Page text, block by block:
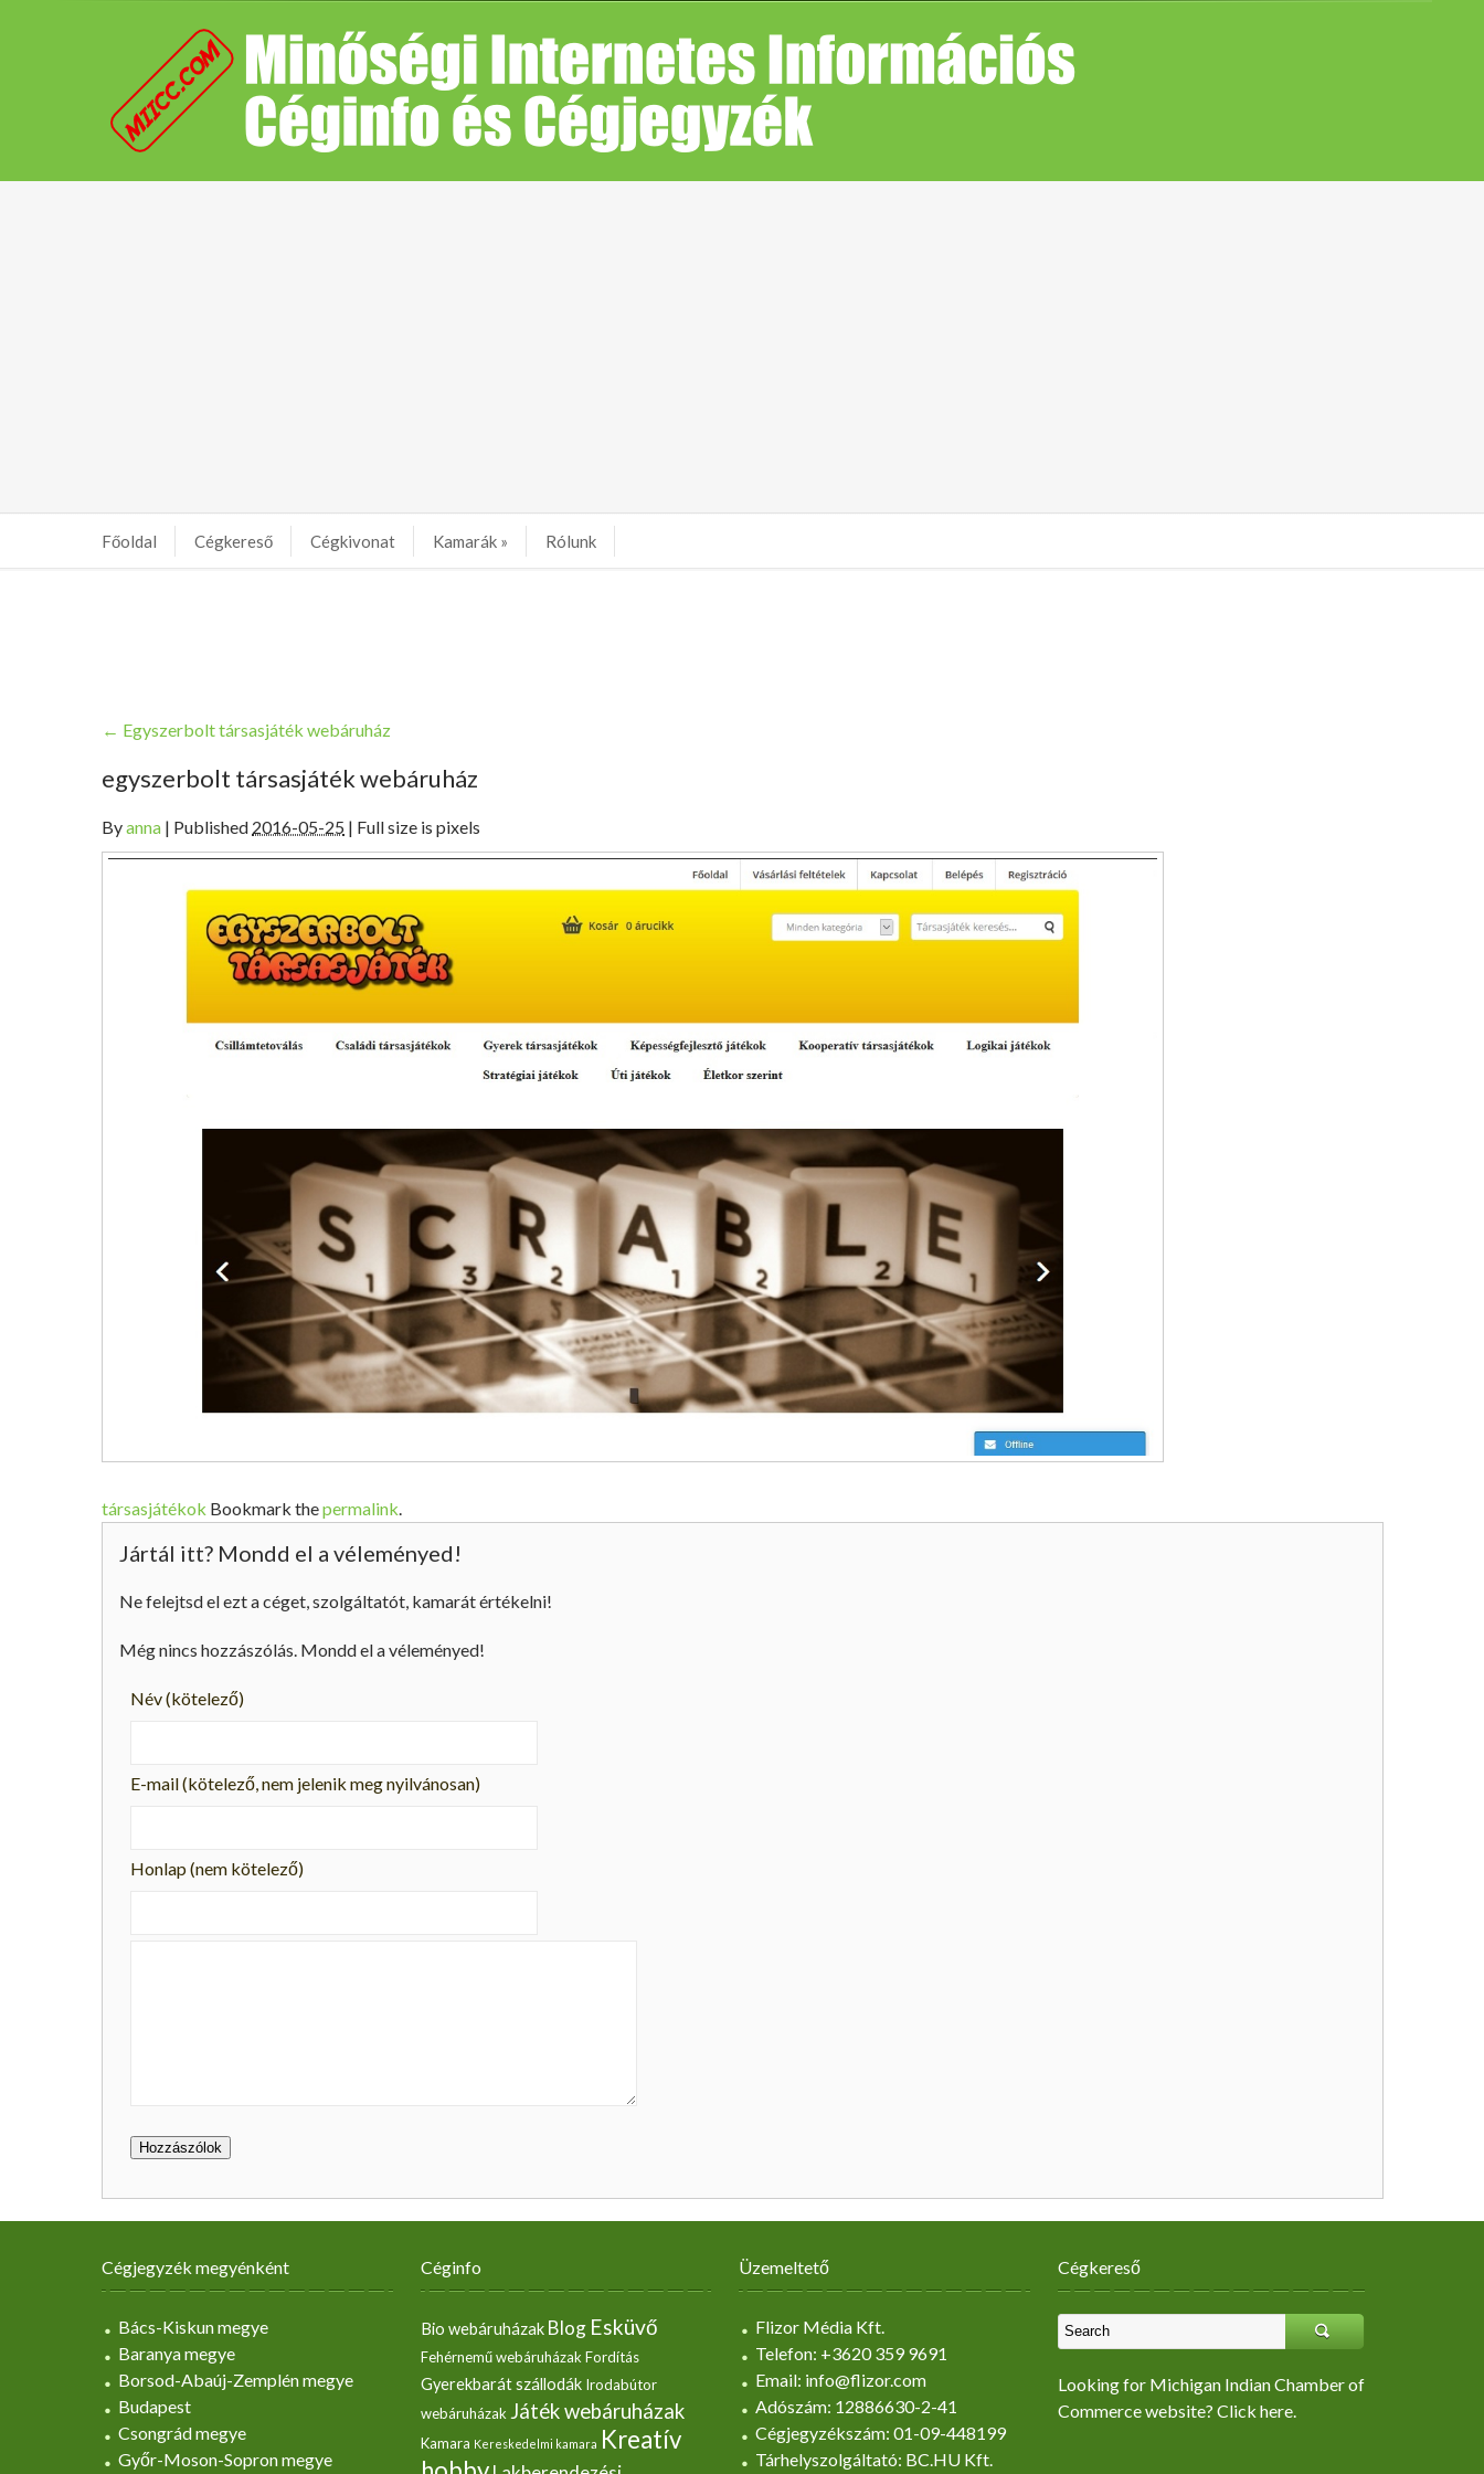
Főoldal Cégkereső Cégkivonat Kamarák » Rólunk
← Egyszerbolt társasjáték webáruház
egyszerbolt társasjáték webáruház
Byanna | Published 2016-05-25 | Full size is pixels
társasjátékok Bookmark thepermalink.
Jártál itt? Mondd el a véleményed!
Ne felejtsd el ezt a céget, szolgáltatót, kamarát értékelni!
Még nincs hozzászólás. Mondd el a véleményed!
Név(kötelező)
E-mail(kötelező, nem jelenik meg nyilvánosan)
Honlap (nem kötelező)
Cégjegyzék megyénként
Bács-Kiskun megye
Baranya megye
Borsod-Abaúj-Zemplén megye
Budapest
Csongrád megye
Győr-Moson-Sopron megye
Céginfo
Bio webáruházak Blog Esküvő
Fehérnemű webáruházak Fordítás
Gyerekbarát szállodák Irodabútor
webáruházak Játék webáruházak
Kamara Kereskedelmi kamara Kreatív
Üzemeltető
Flizor Média Kft.
Telefon: +3620 359 9691
Email: info@flizor.com
Adószám: 12886630-2-41
Cégjegyzékszám: 01-09-448199
Tárhelyszolgáltató: BC.HU Kft.
Cégkereső
Looking for Michigan Indian Chamber of
Commerce website? Click here.